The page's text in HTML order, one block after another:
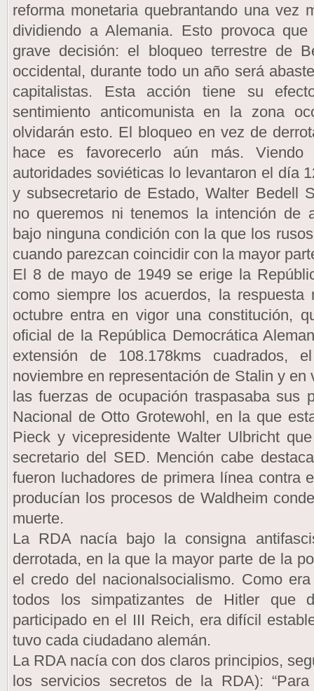
reforma monetaria quebrantando una vez
dividiendo a Alemania. Esto provoca
grave decisión: el bloqueo terrestre de
occidental, durante todo un año será
capitalistas. Esta acción tiene su
sentimiento anticomunista en la zona
olvidarán esto. El bloqueo en vez de
hace es favorecerlo aún más.
autoridades soviéticas lo levantaron el día
y subsecretario de Estado, Walter Bedell
no queremos ni tenemos la intención de
bajo ninguna condición con la que los
cuando parezcan coincidir con la mayor
El 8 de mayo de 1949 se erige la
como siempre los acuerdos, la
octubre entra en vigor una constitución,
oficial de la República Democrática
extensión de 108.178kms cuadrados,
noviembre en representación de Stalin y
las fuerzas de ocupación traspasaba sus
Nacional de Otto Grotewohl, en la que
Pieck y vicepresidente Walter Ulbricht
secretario del SED. Mención cabe
fueron luchadores de primera línea contra
producían los procesos de Waldheim
muerte.
La RDA nacía bajo la consigna
derrotada, en la que la mayor parte de la
el credo del nacionalsocialismo. Como
todos los simpatizantes de Hitler que
participado en el III Reich, era difícil
tuvo cada ciudadano alemán.
La RDA nacía con dos claros principios,
los servicios secretos de la RDA):